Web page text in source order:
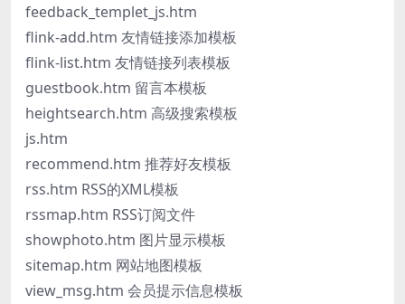
feedback_templet_js.htm
flink-add.htm 友情链接添加模板
flink-list.htm 友情链接列表模板
guestbook.htm 留言本模板
heightsearch.htm 高级搜索模板
js.htm
recommend.htm 推荐好友模板
rss.htm RSS的XML模板
rssmap.htm RSS订阅文件
showphoto.htm 图片显示模板
sitemap.htm 网站地图模板
view_msg.htm 会员提示信息模板